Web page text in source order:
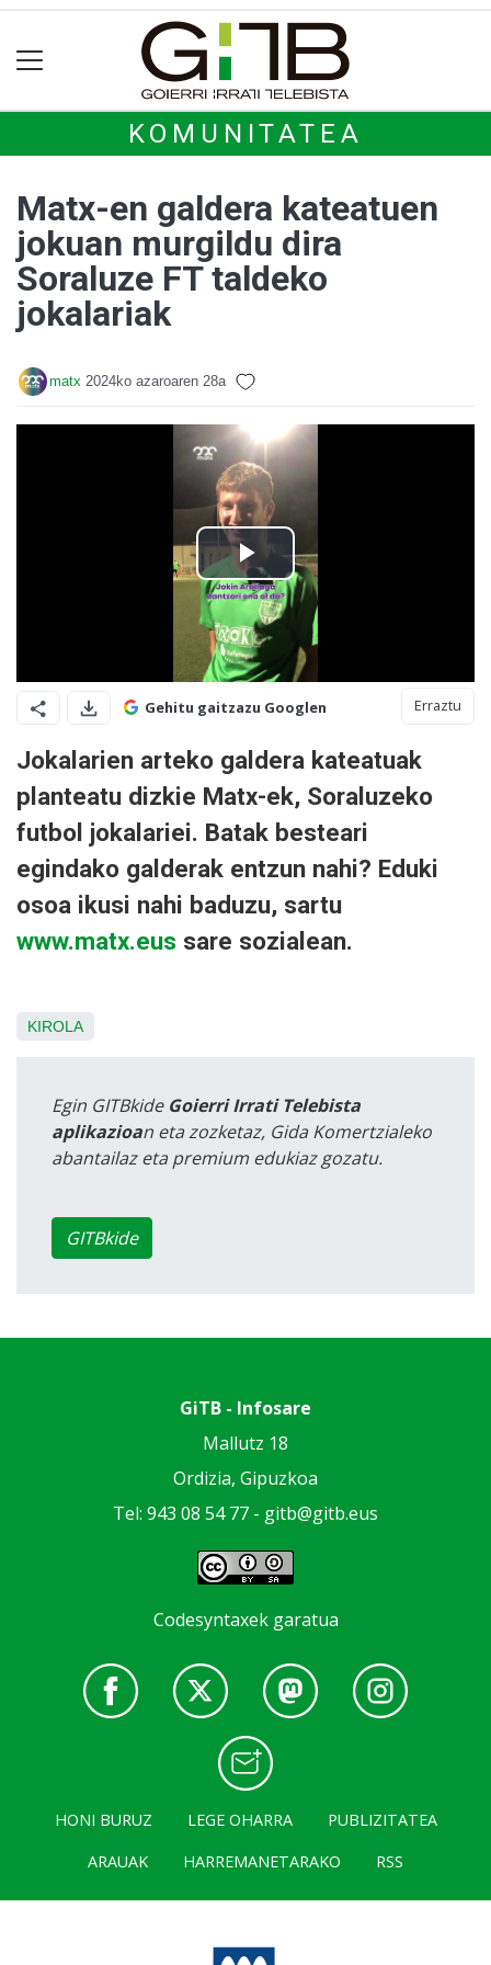
KOMUNITATEA
Matx-en galdera kateatuen
jokuan murgildu dira
Soraluze FT taldeko
jokalariak
matx 2024ko azaroaren 28a
Gehitu gaitzazu Googlen Erraztu
Jokalarien arteko galdera kateatuak
planteatu dizkie Matx-ek, Soraluzeko
futbol jokalariei. Batak besteari
egindako galderak entzun nahi? Eduki
osoa ikusi nahi baduzu, sartu
www.matx.eus sare sozialean.
KIROLA
Egin GITBkide Goierri Irrati Telebista
aplikazioan eta zozketaz, Gida Komertzialeko
abantailaz eta premium edukiaz gozatu.
GITBkide
GiTB - Infosare
Mallutz 18
Ordizia, Gipuzkoa
Tel: 943 08 54 77 - gitb@gitb.eus
Codesyntaxek garatua
HONI BURUZ LEGE OHARRA
PUBLIZITATEA
ARAUAK
HARREMANETARAKO RSS